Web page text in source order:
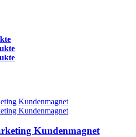
Kundenmagnet